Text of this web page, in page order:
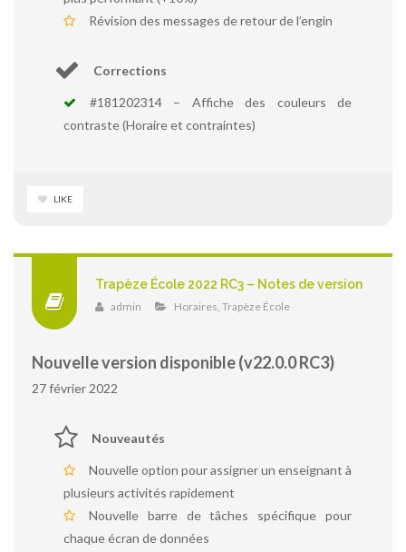
Révision des messages de retour de l’engin
Corrections
#181202314 – Affiche des couleurs de
contraste (Horaire et contraintes)
LIKE
Trapèze École 2022 RC3 – Notes de version
admin Horaires, Trapèze École
Nouvelle version disponible (v22.0.0 RC3)
27 février 2022
Nouveautés
Nouvelle option pour assigner un enseignant à
plusieurs activités rapidement
Nouvelle barre de tâches spécifique pour
chaque écran de données